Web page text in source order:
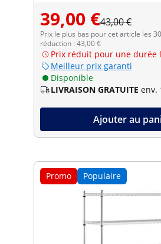
39,00 €43,00 €
Prix le plus bas pour cet article les
réduction : 43,00 €
Prix réduit pour une durée
Meilleur prix garanti
Disponible
LIVRAISON GRATUITE env.
Ajouter au
Promo Populaire